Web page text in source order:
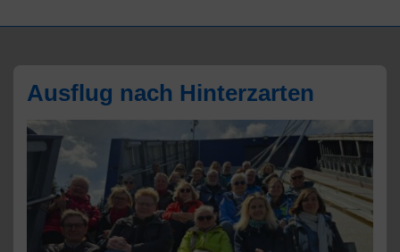
Ausflug nach Hinterzarten